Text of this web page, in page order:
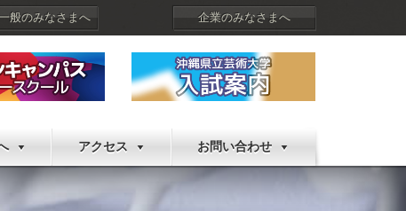
般のみなさまへ 企業のみなさまへ
アクセス お問い合わせ